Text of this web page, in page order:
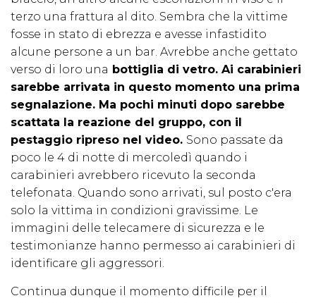
terzo una frattura al dito. Sembra che la vittime
fosse in stato di ebrezza e avesse infastidito
alcune persone a un bar. Avrebbe anche gettato
verso di loro una bottiglia di vetro. Ai carabinieri
sarebbe arrivata in questo momento una prima
segnalazione. Ma pochi minuti dopo sarebbe
scattata la reazione del gruppo, con il
pestaggio ripreso nel video. Sono passate da
poco le 4 di notte di mercoledì quando i
carabinieri avrebbero ricevuto la seconda
telefonata. Quando sono arrivati, sul posto c'era
solo la vittima in condizioni gravissime. Le
immagini delle telecamere di sicurezza e le
testimonianze hanno permesso ai carabinieri di
identificare gli aggressori.
Continua dunque il momento difficile per il